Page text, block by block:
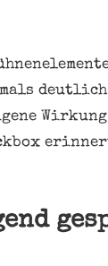
deutlich